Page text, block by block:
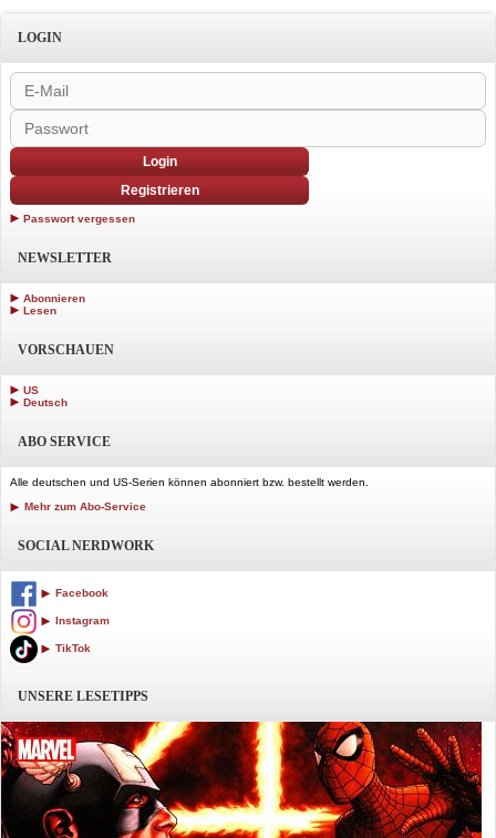
LOGIN
Login
Registrieren
Passwort vergessen
NEWSLETTER
Abonnieren
Lesen
VORSCHAUEN
US
Deutsch
ABO SERVICE
Alle deutschen und US-Serien können abonniert bzw. bestellt werden.
Mehr zum Abo-Service
SOCIAL NERDWORK
Facebook
Instagram
TikTok
UNSERE LESETIPPS